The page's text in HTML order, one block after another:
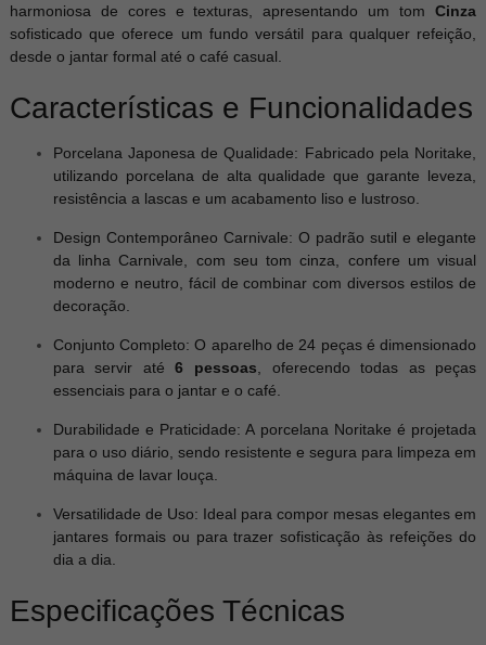
harmoniosa de cores e texturas, apresentando um tomCinza
sofisticado que oferece um fundo versátil para qualquer refeição,
desde o jantar formal até o café casual.
Características e Funcionalidades
Porcelana Japonesa de Qualidade: Fabricado pela Noritake,
utilizando porcelana de alta qualidade que garante leveza,
resistência a lascas e um acabamento liso e lustroso.
Design Contemporâneo Carnivale: O padrão sutil e elegante
da linha Carnivale, com seu tom cinza, confere um visual
moderno e neutro, fácil de combinar com diversos estilos de
decoração.
Conjunto Completo: O aparelho de 24 peças é dimensionado
para servir até6 pessoas , oferecendo todas as peças
essenciais para o jantar e o café.
Durabilidade e Praticidade: A porcelana Noritake é projetada
para o uso diário, sendo resistente e segura para limpeza em
máquina de lavar louça.
Versatilidade de Uso: Ideal para compor mesas elegantes em
jantares formais ou para trazer sofisticação às refeições do
dia a dia.
Especificações Técnicas